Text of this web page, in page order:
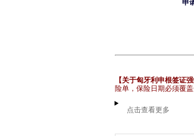
申
【关于匈牙利申根签证
险单，保险日期必须覆
点击查看更多